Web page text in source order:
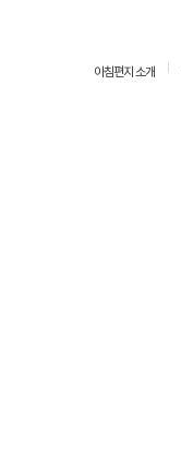
아침편지 소개